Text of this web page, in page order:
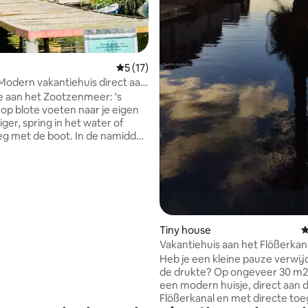
Gemiddelde beoordeling van 5 uit 5, 17
5 (17)
vakantiehuis direct aan
aan het Zootzenmeer: 's
blote voeten naar je eigen
spring in het water of
met de boot. In de namiddag
Tiny house
Vakantiehuis aan het
Heb je een kleine pauze
de drukte? Op ongeveer 30
een modern huisje, direct aan
Flößerkanal en met directe